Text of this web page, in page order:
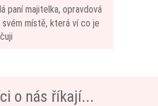
paní majitelka, opravdová
svém místě, která ví co je
o nás říkají...